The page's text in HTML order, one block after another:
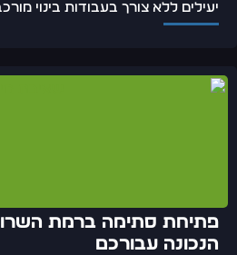
יעילים ללא צורך בעבודות בינוי
פתיחת סתימה ברמת
הנכונה עבורכם